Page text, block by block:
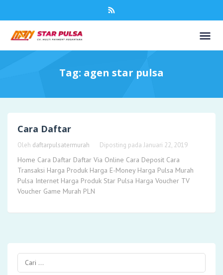
Tag: agen star pulsa
Cara Daftar
Oleh daftarpulsatermurah Diposting pada Januari 22, 2019
Home Cara Daftar Daftar Via Online Cara Deposit Cara
Transaksi Harga Produk Harga E-Money Harga Pulsa Murah
Pulsa Internet Harga Produk Star Pulsa Harga Voucher TV
Voucher Game Murah PLN